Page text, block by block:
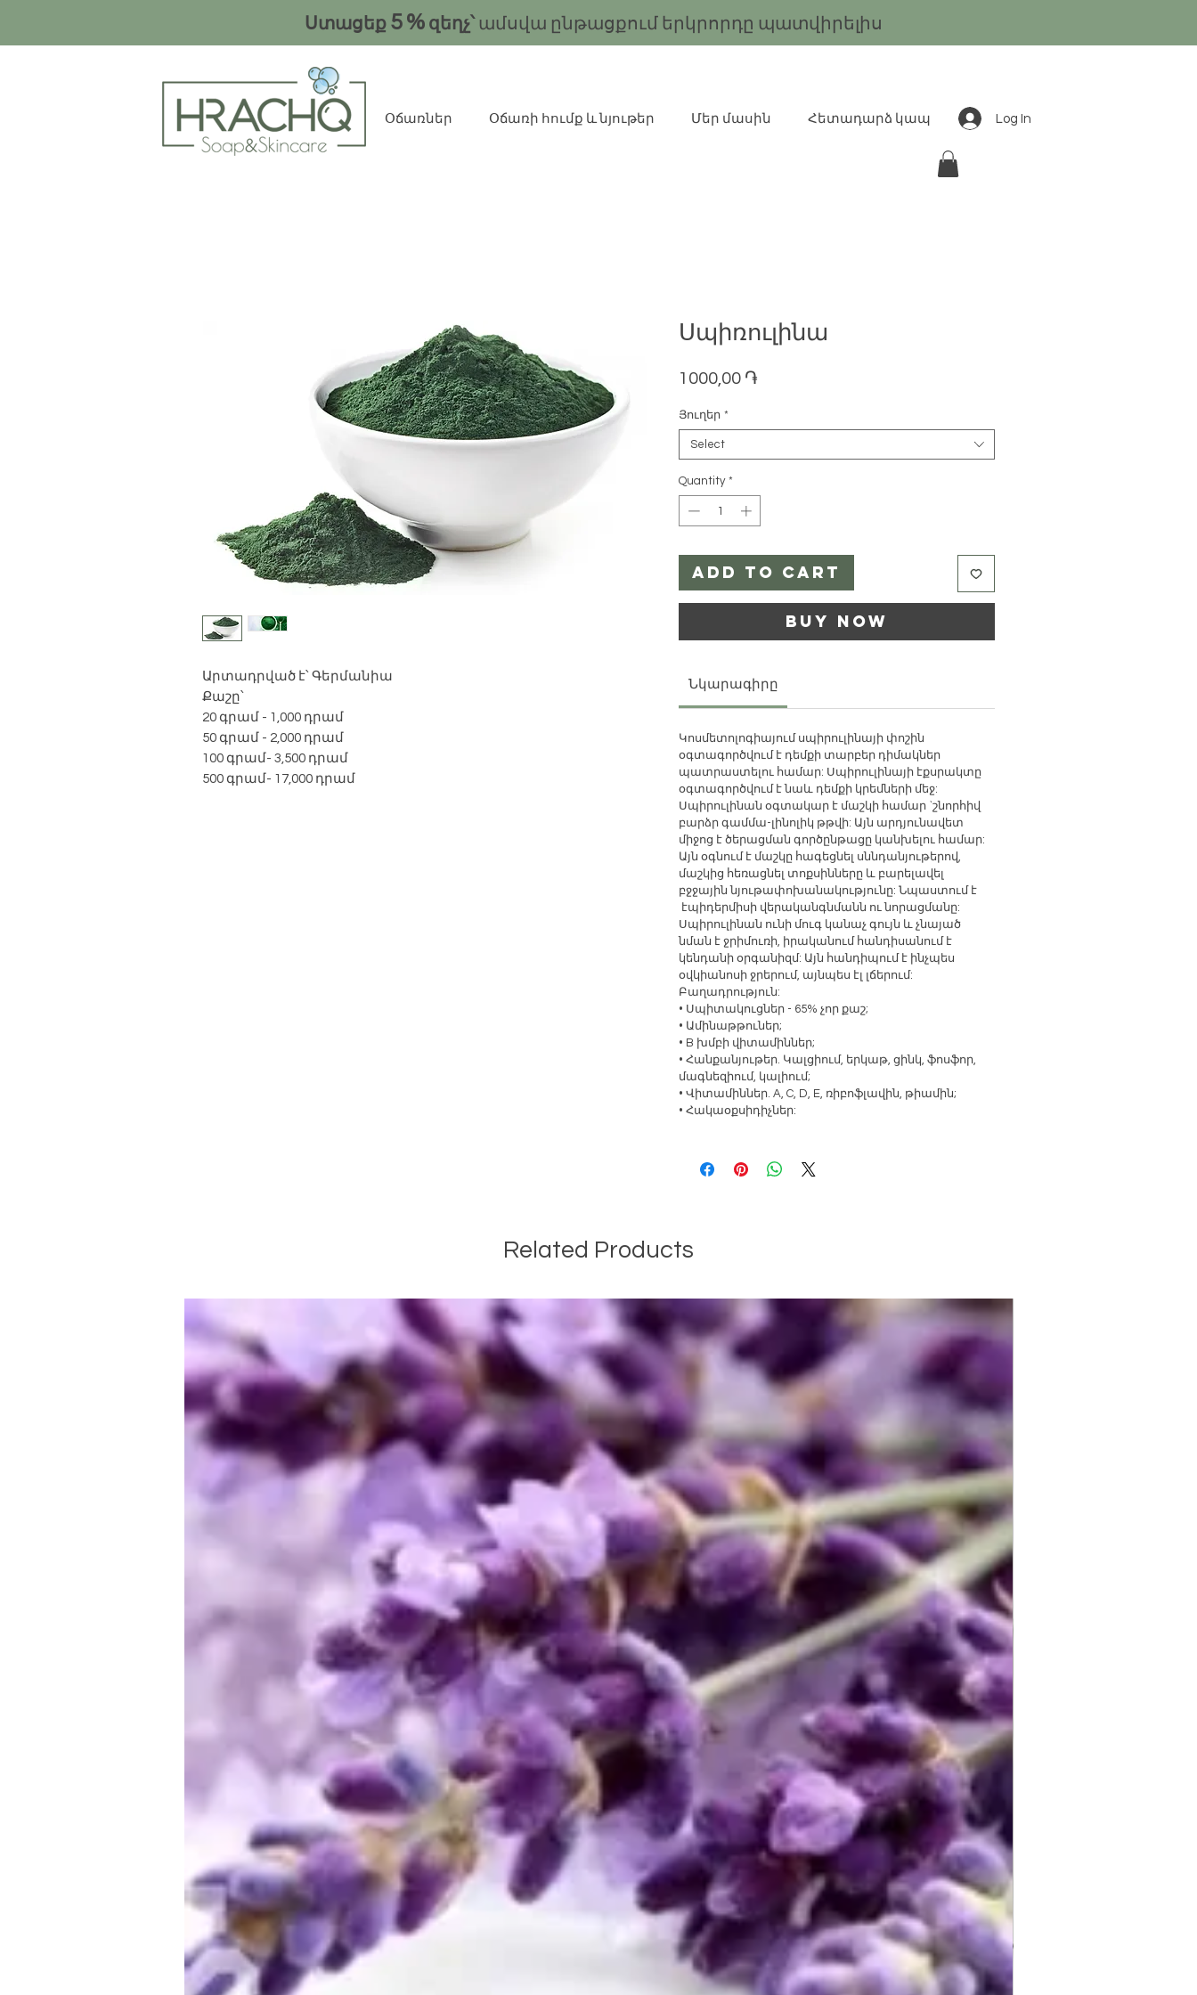
Ստացեք 5% զեղչ՝ ամսվա ընթացքում երկրորդը պատվիրելիս
Օճառներ Օճառի հումք և նյութեր Մեր մասին Հետադարձ կապ Log In
Արտադրված է՝ Գերմանիա
Քաշը՝
20 գրամ - 1,000 դրամ
50 գրամ - 2,000 դրամ
100 գրամ- 3,500 դրամ
500 գրամ- 17,000 դրամ
Սպիռուլինա
1000,00 ֏
Յուղեր *
Select
Quantity *
Add to Cart
Buy Now
Նկարագիրը
Կոսմետոլոգիայում սպիրուլինայի փոշին
օգտագործվում է դեմքի տարբեր դիմակներ
պատրաստելու համար: Սպիրուլինայի էքսրակտը
օգտագործվում է նաև դեմքի կրեմների մեջ:
Սպիրուլինան օգտակար է մաշկի համար `շնորհիվ
բարձր գամմա-լինոլիկ թթվի: Այն արդյունավետ
միջոց է ծերացման գործընթացը կանխելու համար:
Այն օգնում է մաշկը հագեցնել սննդանյութերով,
մաշկից հեռացնել տոքսինները և բարելավել
բջջային նյութափոխանակությունը: Նպաստում է
էպիդերմիսի վերականգնմանն ու նորացմանը:
Սպիրուլինան ունի մուգ կանաչ գույն և չնայած
նման է ջրիմուռի, իրականում հանդիսանում է
կենդանի օրգանիզմ: Այն հանդիպում է ինչպես
օվկիանոսի ջրերում, այնպես էլ լճերում:
Բաղադրություն:
• Սպիտակուցներ - 65% չոր քաշ;
• Ամինաթթուներ;
• B խմբի վիտամիններ;
• Հանքանյութեր. Կալցիում, երկաթ, ցինկ, ֆոսֆոր,
մագնեզիում, կալիում;
• Վիտամիններ. A, C, D, E, ռիբոֆլավին, թիամին;
• Հակաօքսիդիչներ:
Related Products